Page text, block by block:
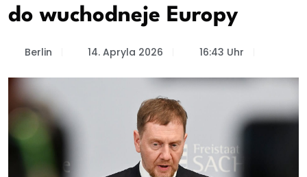
do wuchodneje Europy
Berlin 14. Apryla 2026 16:43 Uhr